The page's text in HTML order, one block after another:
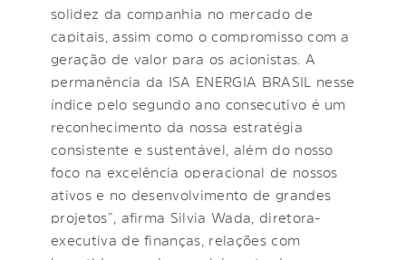
solidez da companhia no mercado de
capitais, assim como o compromisso com a
geração de valor para os acionistas. A
permanência da ISA ENERGIA BRASIL nesse
índice pelo segundo ano consecutivo é um
reconhecimento da nossa estratégia
consistente e sustentável, além do nosso
foco na excelência operacional de nossos
ativos e no desenvolvimento de grandes
projetos”, afirma Silvia Wada, diretora-
executiva de finanças, relações com